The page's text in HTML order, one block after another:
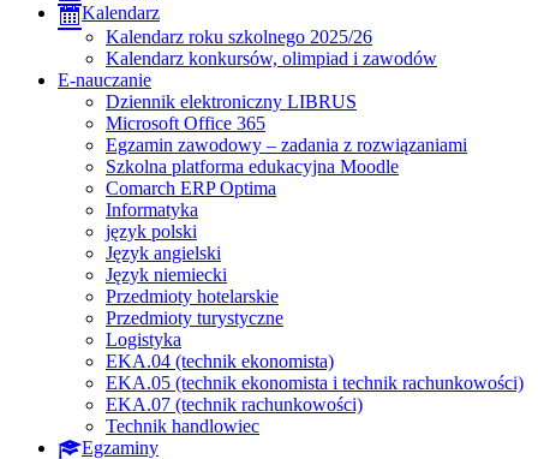
Kalendarz
Kalendarz roku szkolnego 2025/26
Kalendarz konkursów, olimpiad i zawodów
E-nauczanie
Dziennik elektroniczny LIBRUS
Microsoft Office 365
Egzamin zawodowy – zadania z rozwiązaniami
Szkolna platforma edukacyjna Moodle
Comarch ERP Optima
Informatyka
język polski
Język angielski
Język niemiecki
Przedmioty hotelarskie
Przedmioty turystyczne
Logistyka
EKA.04 (technik ekonomista)
EKA.05 (technik ekonomista i technik rachunkowości)
EKA.07 (technik rachunkowości)
Technik handlowiec
Egzaminy